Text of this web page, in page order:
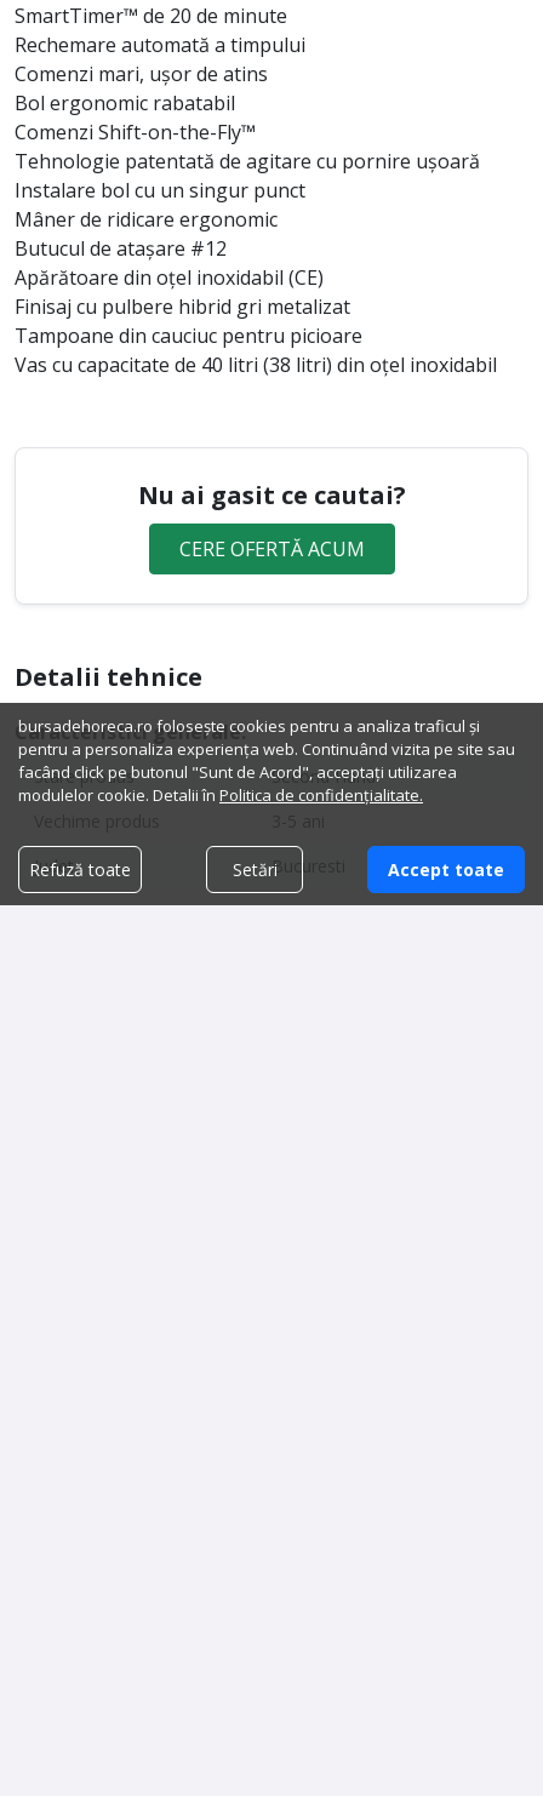
SmartTimer™ de 20 de minute
Rechemare automată a timpului
Comenzi mari, ușor de atins
Bol ergonomic rabatabil
Comenzi Shift-on-the-Fly™
Tehnologie patentată de agitare cu pornire uşoară
Instalare bol cu ​​un singur punct
Mâner de ridicare ergonomic
Butucul de atașare #12
Apărătoare din oțel inoxidabil (CE)
Finisaj cu pulbere hibrid gri metalizat
Tampoane din cauciuc pentru picioare
Vas cu capacitate de 40 litri (38 litri) din oțel inoxidabil
Nu ai gasit ce cautai?
CERE OFERTĂ ACUM
Detalii tehnice
Caracteristici generale:
Stare produs
Second Hand
Judet
Bucuresti
bursadehoreca.ro folosește cookies pentru a analiza traficul și
pentru a personaliza experiența web. Continuând vizita pe site sau
facând click pe butonul "Sunt de Acord", acceptați utilizarea
modulelor cookie. Detalii în Politica de confidențialitate.
Refuză toate Setări Accept toate